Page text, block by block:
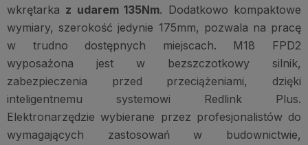
wkrętarka z udarem 135Nm. Dodatkowo kompaktowe
wymiary, szerokość jedynie 175mm, pozwala na pracę
w trudno dostępnych miejscach. M18 FPD2
wyposażona jest w bezszczotkowy silnik,
zabezpieczenia przed przeciążeniami, dzięki
inteligentnemu systemowi Redlink Plus.
Elektronarzędzie wybierane przez profesjonalistów do
wymagających zastosowań w budownictwie,